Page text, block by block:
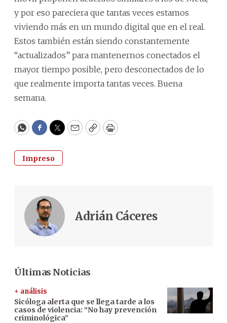
y por eso pareciera que tantas veces estamos
viviendo más en un mundo digital que en el real.
Estos también están siendo constantemente
“actualizados” para mantenernos conectados el
mayor tiempo posible, pero desconectados de lo
que realmente importa tantas veces. Buena
semana.
WhatsApp
Facebook
Twitter
EmailCopyPrint
Impreso
Adrián Cáceres
Últimas Noticias
+ análisis
Sicóloga alerta que se llega tarde a los
casos de violencia: “No hay prevención
criminológica”